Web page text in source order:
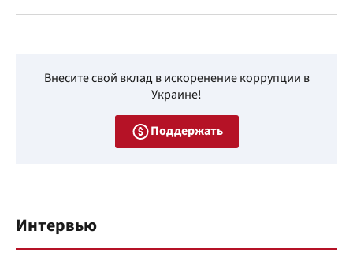
Внесите свой вклад в искоренение коррупции в
Украине!
Поддержать
Интервью